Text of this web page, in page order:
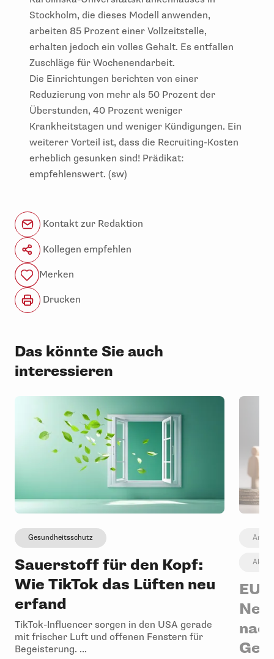
Stockholm, die dieses Modell anwenden,
arbeiten 85 Prozent einer Vollzeitstelle,
erhalten jedoch ein volles Gehalt. Es entfallen
Zuschläge für Wochenendarbeit.
Die Einrichtungen berichten von einer
Reduzierung von mehr als 50 Prozent der
Überstunden, 40 Prozent weniger
Krankheitstagen und weniger Kündigungen. Ein
weiterer Vorteil ist, dass die Recruiting-Kosten
erheblich gesunken sind! Prädikat:
empfehlenswert. (sw)
Kontakt zur Redaktion
Kollegen empfehlen
Merken
Drucken
Das könnte Sie auch
interessieren
Gesundheitsschutz
Sauerstoff für den Kopf:
Wie TikTok das Lüften neu
erfand
TikTok-Influencer sorgen in den USA gerade
mit frischer Luft und offenen Fenstern für
Begeisterung. ...